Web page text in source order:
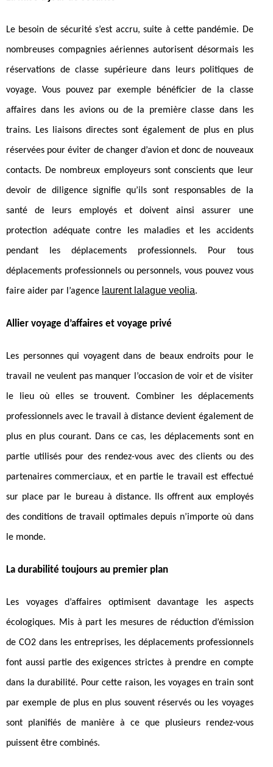
Le besoin de sécurité s’est accru, suite à cette pandémie. De
nombreuses compagnies aériennes autorisent désormais les
réservations de classe supérieure dans leurs politiques de
voyage. Vous pouvez par exemple bénéficier de la classe
affaires dans les avions ou de la première classe dans les
trains. Les liaisons directes sont également de plus en plus
réservées pour éviter de changer d’avion et donc de nouveaux
contacts. De nombreux employeurs sont conscients que leur
devoir de diligence signifie qu’ils sont responsables de la
santé de leurs employés et doivent ainsi assurer une
protection adéquate contre les maladies et les accidents
pendant les déplacements professionnels. Pour tous
déplacements professionnels ou personnels, vous pouvez vous
faire aider par l’agence laurent lalague veolia.
Allier voyage d’affaires et voyage privé
Les personnes qui voyagent dans de beaux endroits pour le
travail ne veulent pas manquer l’occasion de voir et de visiter
le lieu où elles se trouvent. Combiner les déplacements
professionnels avec le travail à distance devient également de
plus en plus courant. Dans ce cas, les déplacements sont en
partie utilisés pour des rendez-vous avec des clients ou des
partenaires commerciaux, et en partie le travail est effectué
sur place par le bureau à distance. Ils offrent aux employés
des conditions de travail optimales depuis n’importe où dans
le monde.
La durabilité toujours au premier plan
Les voyages d’affaires optimisent davantage les aspects
écologiques. Mis à part les mesures de réduction d’émission
de CO2 dans les entreprises, les déplacements professionnels
font aussi partie des exigences strictes à prendre en compte
dans la durabilité. Pour cette raison, les voyages en train sont
par exemple de plus en plus souvent réservés ou les voyages
sont planifiés de manière à ce que plusieurs rendez-vous
puissent être combinés.